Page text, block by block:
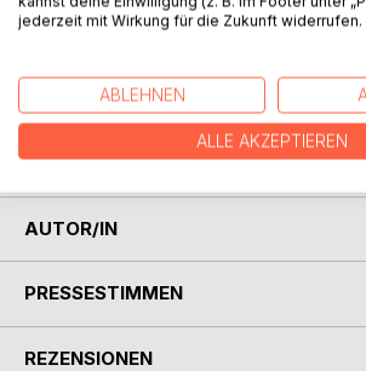
Zudem findet man ja auch bei Verträgen
Kleingedruckten noch wichtige
Darum schreibe ich hier von meinen
für erwähnenswert halte, und die ich all
Training mitgebe.
AUTOR/IN
PRESSESTIMMEN
REZENSIONEN
jederzeit mit Wirkung für die Zukunft widerrufen.
ABLEHNEN
ALLE AKZEPTIEREN